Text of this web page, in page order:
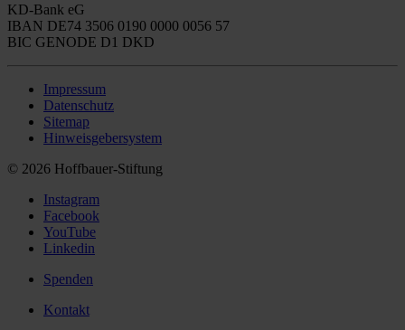
KD-Bank eG
IBAN DE74 3506 0190 0000 0056 57
BIC GENODE D1 DKD
Impressum
Datenschutz
Sitemap
Hinweisgebersystem
© 2026 Hoffbauer-Stiftung
Instagram
Facebook
YouTube
Linkedin
Spenden
Kontakt